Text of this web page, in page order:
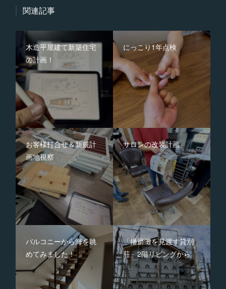
関連記事
木造平屋建て新築住宅
の計画！
にっこり1年点検
お客様打合せ＆新規計
画地視察
サロンの改装計画
バルコニーから海を眺
めてみました！
「播磨灘を見渡す貸別
荘」2階リビングから